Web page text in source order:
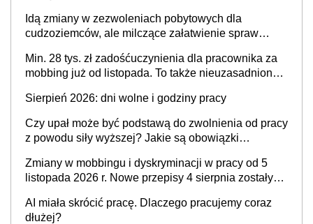
stosunku pracy
Idą zmiany w zezwoleniach pobytowych dla
cudzoziemców, ale milczące załatwienie spraw
Min. 28 tys. zł zadośćuczynienia dla pracownika za
mobbing już od listopada. To także nieuzasadniona
Sierpień 2026: dni wolne i godziny pracy
Czy upał może być podstawą do zwolnienia od pracy
z powodu siły wyższej? Jakie są obowiązki
Zmiany w mobbingu i dyskryminacji w pracy od 5
listopada 2026 r. Nowe przepisy 4 sierpnia zostały
AI miała skrócić pracę. Dlaczego pracujemy coraz
dłużej?